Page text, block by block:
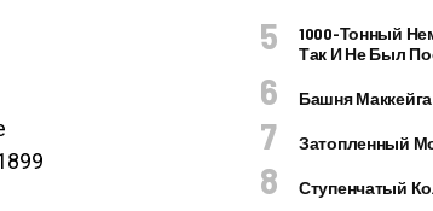
1000-Тонный
Так И Не Был
Башня
Затопленный
Ступенчатый